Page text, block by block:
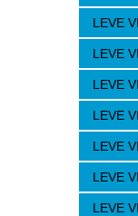
LEVE
LEVE
LEVE
LEVE
LEVE
LEVE
LEVE